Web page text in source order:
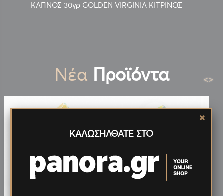
ΚΑΠΝΟΣ 30γρ GOLDEN VIRGINIA ΚΙΤΡΙΝΟΣ
Νέα Προϊόντα <>
ΚΑΛΩΣΗΛΘΑΤΕ ΣΤΟ